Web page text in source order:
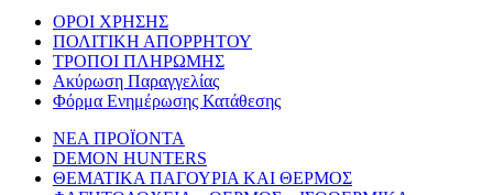
ΟΡΟΙ ΧΡΗΣΗΣ
ΠΟΛΙΤΙΚΗ ΑΠΟΡΡΗΤΟΥ
ΤΡΟΠΟΙ ΠΛΗΡΩΜΗΣ
Ακύρωση Παραγγελίας
Φόρμα Ενημέρωσης Κατάθεσης
ΝΕΑ ΠΡΟΪΟΝΤΑ
DEMON HUNTERS
ΘΕΜΑΤΙΚΑ ΠΑΓΟΥΡΙΑ ΚΑΙ ΘΕΡΜΟΣ